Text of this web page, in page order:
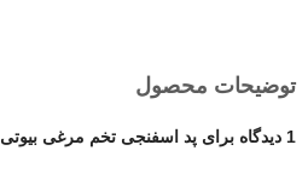
توضیحات محصول
1 دیدگاه برای پد اسفنجی تخم مرغی بیوتی